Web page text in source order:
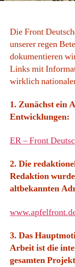
Die Front
unserer regen
dokumentieren
Links mit
wirklich
1. Zunächst ein
Entwicklungen:
ER – Front
2. Die
Redaktion
altbekannten
3. Das
Arbeit ist die
gesamten